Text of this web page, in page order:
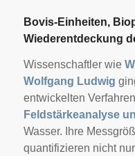
Bovis-Einheiten,
Wiederentdeckung
Wissenschaftler wie
Wolfgang Ludwig
entwickelten
Feldstärkeanalyse
Wasser. Ihre
quantifizieren nicht